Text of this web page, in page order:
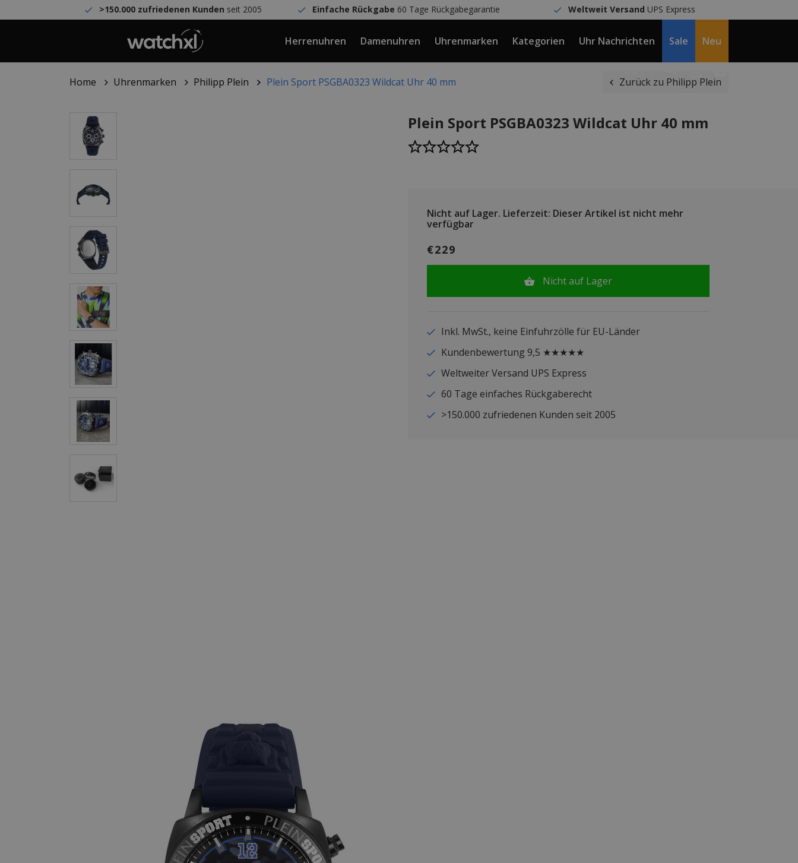
>150.000 zufriedenen Kunden seit 2005 Einfache Rückgabe 60 Tage Rückgabegarantie Weltweit Versand UPS Express
Herrenuhren Damenuhren Uhrenmarken Kategorien Uhr Nachrichten Sale Neu
Home Uhrenmarken Philipp Plein Plein Sport PSGBA0323 Wildcat Uhr 40 mm Zurück zu Philipp Plein
Plein Sport PSGBA0323 Wildcat Uhr 40 mm
Nicht auf Lager. Lieferzeit: Dieser Artikel ist nicht mehr
verfügbar
€229
Nicht auf Lager
Inkl. MwSt., keine Einfuhrzölle für EU-Länder
Kundenbewertung 9,5 ★★★★★
Weltweiter Versand UPS Express
60 Tage einfaches Rückgaberecht
>150.000 zufriedenen Kunden seit 2005